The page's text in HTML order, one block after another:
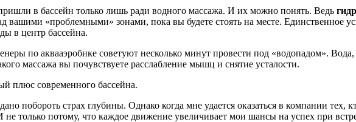
в бассейн только лишь ради водного массажа. И их можно понять. Ведь
вашими «проблемными» зонами, пока вы будете стоять на месте. Единственное
в центр бассейна.
по аквааэробике советуют несколько минут провести под «водопадом».
массажа вы почувствуете расслабление мышц и снятие усталости.
плюс современного бассейна.
побороть страх глубины. Однако когда мне удается оказаться в компании тех,
не только потому, что каждое движение увеличивает мои шансы на успех при